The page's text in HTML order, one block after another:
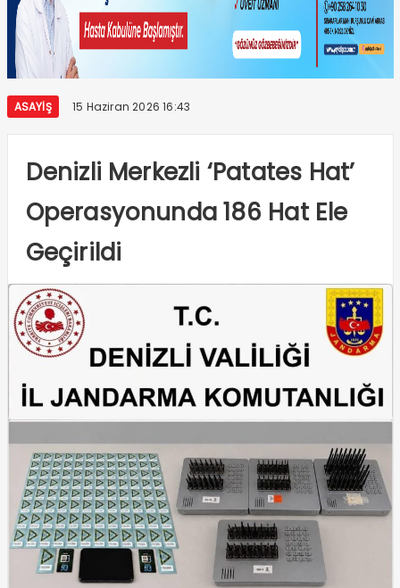
ASAYIŞ 15 Haziran 2026 16:43
Denizli Merkezli ‘Patates Hat’
Operasyonunda 186 Hat Ele
Geçirildi